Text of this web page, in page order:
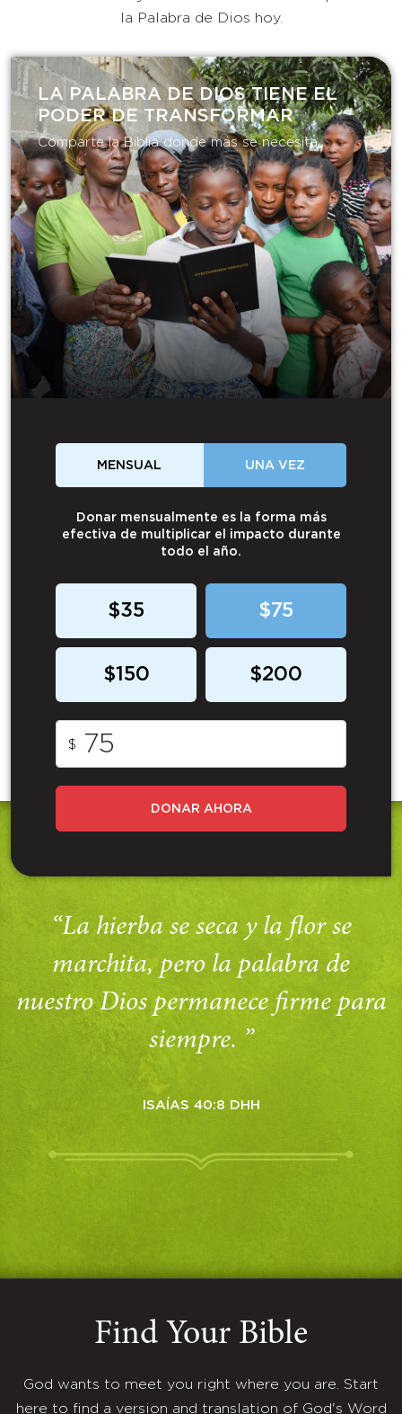
la Palabra de Dios hoy.
LA PALABRA DE DIOS TIENE EL
PODER DE TRANSFORMAR​
Comparte la Biblia donde más se necesita.
MENSUAL UNA VEZ
Donar mensualmente es la forma más
efectiva de multiplicar el impacto durante
todo el año.
$35 $75
$150 $200
$
DONAR AHORA
“La hierba se seca y la flor se
marchita, pero la palabra de
nuestro Dios permanece firme para
siempre. ”
ISAÍAS 40:8 DHH
Find Your Bible
God wants to meet you right where you are. Start
here to find a version and translation of God's Word